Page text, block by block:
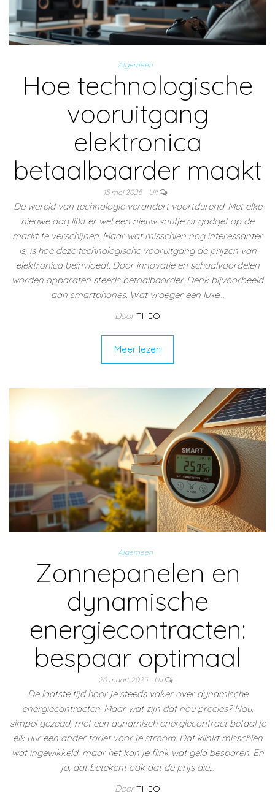
Algemeen
Hoe technologische
vooruitgang
elektronica
betaalbaarder maakt
15 mei 2025 Uit
De wereld van technologie verandert voortdurend. Met elke
nieuwe dag lijkt er wel een nieuw snufje of gadget op de
markt te verschijnen. Maar wat misschien nog interessanter
is, is hoe deze technologische vooruitgang de prijzen van
elektronica beïnvloedt. Door innovatie en schaalvoordelen
worden apparaten steeds betaalbaarder. Denk bijvoorbeeld
aan smartphones. Wat vroeger een luxe…
Door THEO
Meer lezen
Algemeen
Zonnepanelen en
dynamische
energiecontracten:
bespaar optimaal
20 maart 2025 Uit
De laatste tijd hoor je steeds vaker over dynamische
energiecontracten. Maar wat zijn dat nou precies? Nou,
simpel gezegd, met een dynamisch energiecontract betaal je
elk uur een ander tarief voor je stroom. Dat klinkt misschien
wat ingewikkeld, maar het kan je flink wat geld besparen. En
ja, dat betekent ook dat de prijs die…
Door THEO